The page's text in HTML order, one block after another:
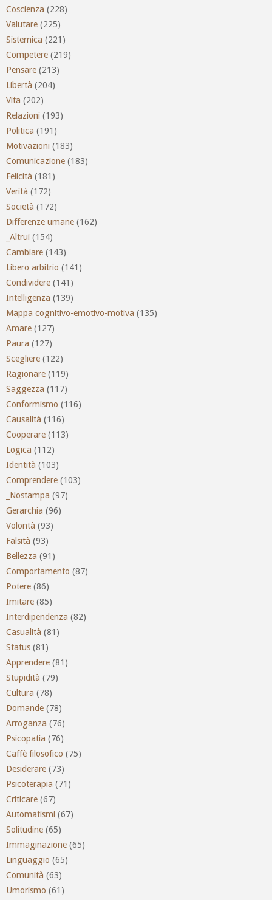
Coscienza (228)
Valutare (225)
Sistemica (221)
Competere (219)
Pensare (213)
Libertà (204)
Vita (202)
Relazioni (193)
Politica (191)
Motivazioni (183)
Comunicazione (183)
Felicità (181)
Verità (172)
Società (172)
Differenze umane (162)
_Altrui (154)
Cambiare (143)
Libero arbitrio (141)
Condividere (141)
Intelligenza (139)
Mappa cognitivo-emotivo-motiva (135)
Amare (127)
Paura (127)
Scegliere (122)
Ragionare (119)
Saggezza (117)
Conformismo (116)
Causalità (116)
Cooperare (113)
Logica (112)
Identità (103)
Comprendere (103)
_Nostampa (97)
Gerarchia (96)
Volontà (93)
Falsità (93)
Bellezza (91)
Comportamento (87)
Potere (86)
Imitare (85)
Interdipendenza (82)
Casualità (81)
Status (81)
Apprendere (81)
Stupidità (79)
Cultura (78)
Domande (78)
Arroganza (76)
Psicopatia (76)
Caffè filosofico (75)
Desiderare (73)
Psicoterapia (71)
Criticare (67)
Automatismi (67)
Solitudine (65)
Immaginazione (65)
Linguaggio (65)
Comunità (63)
Umorismo (61)